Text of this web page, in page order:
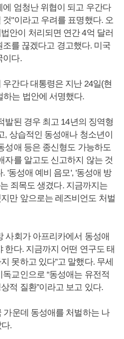
엄청난 위협이 되고 우간다
"이라고 우려를 표명했다. 오
안이 처리되면 연간 4억 달러
조를 끊겠다고 경고했다. 미국
이다.
간다 대통령은 지난 24일(현
하는 법안에 서명했다.
발된 경우 최고 14년의 징역형
, 상습적인 동성애나 청소년이
성애 등은 종신형도 가능하도
자를 알고도 신고하지 않는 것
'동성애 예비 음모', '동성애 방
죄목도 생겼다. 지금까지는
만 앞으로는 레즈비언도 처벌
사회가 아프리카에서 동성애
한다. 지금까지 어떤 연구도 태
못하고 있다”고 말했다. 무세
교인으로 “동성애는 유전적
적 질환”이라고 보고 있다.
가운데 동성애를 처벌하는 나
.